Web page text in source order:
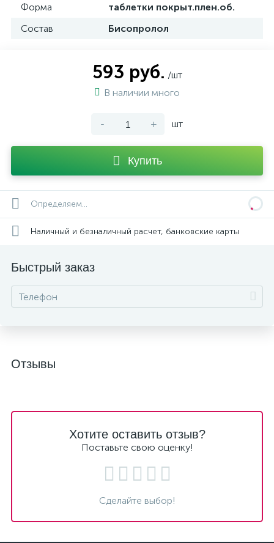
Форма
таблетки покрыт.плен.об.
Состав
Бисопролол
593 руб. /шт
В наличии много
- + шт
Купить
Определяем...
Наличный и безналичный расчет, банковские карты
Быстрый заказ
Отзывы
Хотите оставить отзыв?
Поставьте свою оценку!
Сделайте выбор!